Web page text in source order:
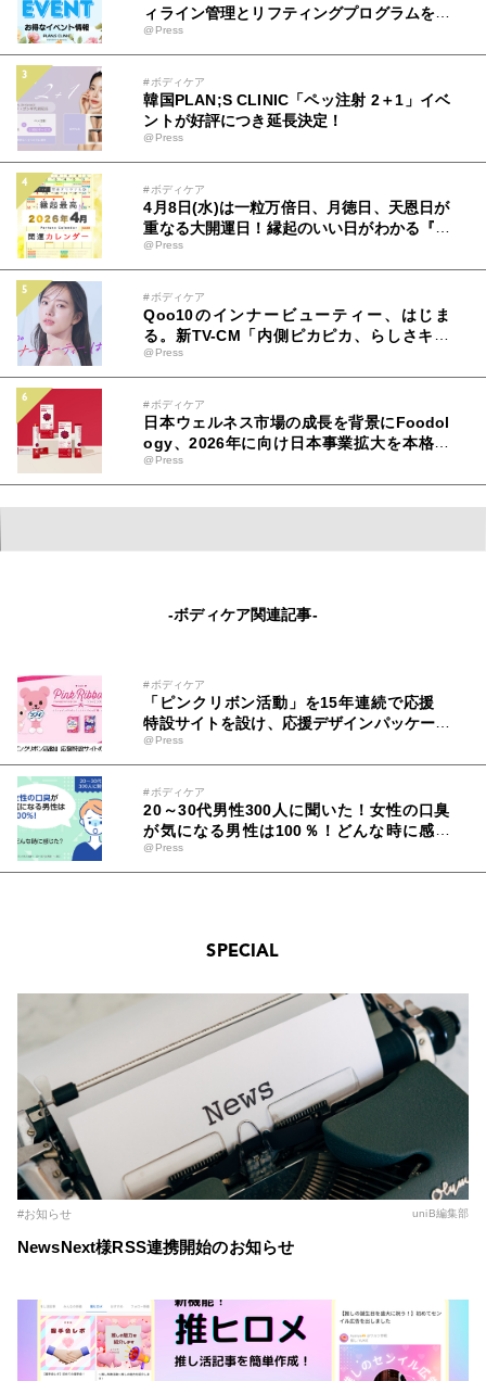
ィライン管理とリフティングプログラムを提
供
@Press
#ボディケア
韓国PLAN;S CLINIC「ペッ注射 2＋1」イベ
ントが好評につき延長決定！
@Press
#ボディケア
4月8日(水)は一粒万倍日、月徳日、天恩日が
重なる大開運日！縁起のいい日がわかる『吉
日カレンダー2026年4月版』をziredが無料
ダウンロード配布開始！
@Press
#ボディケア
Qoo10のインナービューティー、はじま
る。新TV-CM「内側ピカピカ、らしさキラ
キラ。」篇が全国でオンエア！ 清原果耶さ
んの“内側から光り輝く美しさ”の秘訣と
は！？
@Press
#ボディケア
日本ウェルネス市場の成長を背景にFoodol
ogy、2026年に向け日本事業拡大を本格始
動
@Press
-ボディケア関連記事-
#ボディケア
「ピンクリボン活動」を15年連続で応援
特設サイトを設け、応援デザインパッケージ
を発売
@Press
#ボディケア
20～30代男性300人に聞いた！女性の口臭
が気になる男性は100％！どんな時に感じ
た？～セルフ美容デンタルサロン『デンタル
ラバー』が調査データを公開～
@Press
SPECIAL
#お知らせ uniB編集部
NewsNext様RSS連携開始のお知らせ